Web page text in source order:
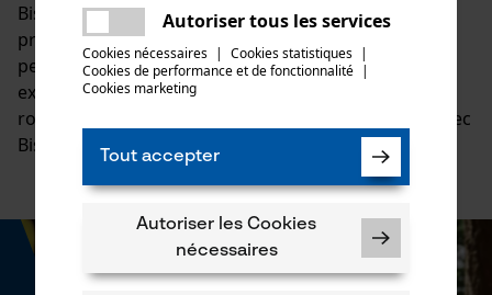
Bison est connue pour son excellent rapport qualité-
prix, ses produits orientés vers la pratique et ses
performances fiables même dans des conditions
exigeantes. Ceux qui misent sur un équipement
robuste et une qualité éprouvée font le bon choix avec
Bison.
Autoriser tous les services
Cookies nécessaires | Cookies statistiques |
Cookies de performance et de fonctionnalité |
Cookies marketing
Tout accepter
Autoriser les Cookies
nécessaires
Une erreur s'est produite. Veuillez
essayer encore.
partager
mail